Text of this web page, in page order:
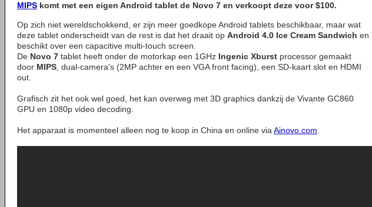
MIPS komt met een eigen Android tablet de Novo 7 en verkoopt deze voor $100.
Op zich niet wereldschokkend, er zijn meer goedkope Android tablets beschikbaar, maar wat
deze tablet onderscheidt van de rest is dat het draait op Android 4.0 Ice Cream Sandwich en
beschikt over een capacitive multi-touch screen.
De Novo 7 tablet heeft onder de motorkap een 1GHz Ingenic Xburst processor gemaakt
door MIPS , dual-camera's (2MP achter en een VGA front facing), een SD-kaart slot en HDMI
out.
Grafisch zit het ook wel goed, het kan overweg met 3D graphics dankzij de Vivante GC860
GPU en 1080p video decoding.
Het apparaat is momenteel alleen nog te koop in China en online via Ainovo.com